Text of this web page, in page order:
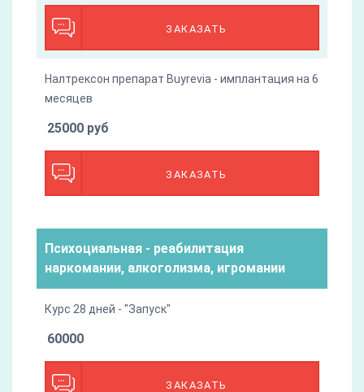
ЗАКАЗАТЬ
Налтрексон препарат Buyrevia - имплантация на 6
месяцев
ЗАКАЗАТЬ
25000 руб
Психоциальная - реабилитация
наркомании, алкоголизма, игромании
Курс 28 дней - "Запуск"
ЗАКАЗАТЬ
60000